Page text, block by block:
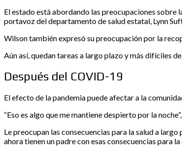
El estado está abordando las preocupaciones sobre
portavoz del departamento de salud estatal, Lynn
Wilson también expresó su preocupación por la
Aún así, quedan tareas a largo plazo y más difíciles
Después del COVID-19
El efecto de la pandemia puede afectar a la
“Eso es algo que me mantiene despierto por la
Le preocupan las consecuencias para la salud a
ahora tienen un padre con esas consecuencias para